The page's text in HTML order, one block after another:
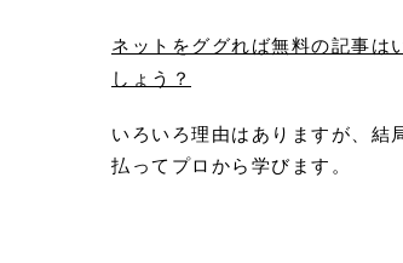
ネットをググれば無料の記事は
しょう？
いろいろ理由はありますが、結
払ってプロから学びます。